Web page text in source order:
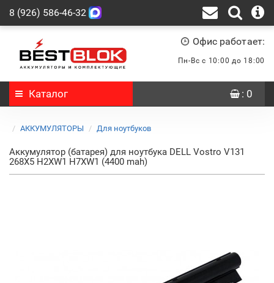
8 (926) 586-46-32
Офис работает:
Пн-Вс с 10:00 до 18:00
Каталог : 0
АККУМУЛЯТОРЫ Для ноутбуков
Аккумулятор (батарея) для ноутбука DELL Vostro V131
268X5 H2XW1 H7XW1 (4400 mah)